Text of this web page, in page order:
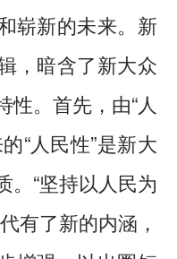
崭新的未来。新
，暗含了新大众
。首先，由“人
“人民性”是新大
。“坚持以人民为
有了新的内涵，